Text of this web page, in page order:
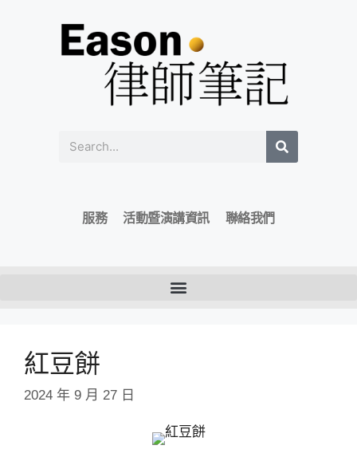
服務 活動暨演講資訊 聯絡我們
紅豆餅
2024 年 9 月 27 日